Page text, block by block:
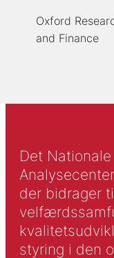
Oxford
and Finance
Det
der bidrager
styring i den